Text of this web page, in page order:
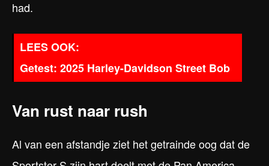
had.
Getest: 2025 Harley-Davidson Street Bob
Van rust naar rush
Al van een afstandje ziet het getrainde oog dat de